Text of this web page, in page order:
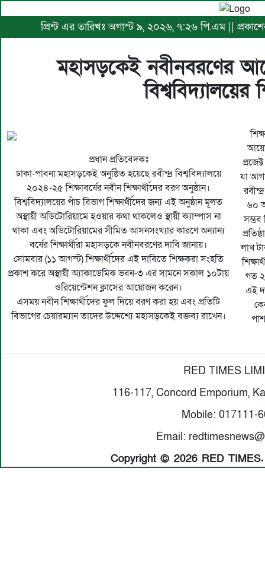
প্রিন্ট এর তারিখঃ অগাস্ট ৯, ২০২৬, ৭:২৬ পি.এম ||
মহাসড়কেই নবীনবরণের
বিশ্ববিদ্যালয়ের
প্রধান প্রতিবেদকঃ
ঢাকা-পাবনা মহাসড়কেই অনুষ্ঠিত হয়েছে রবীন্দ্র বিশ্ববিদ্যালয়ে
২০২৪-২৫ শিক্ষাবর্ষের নবীন শিক্ষার্থীদের বরণ অনুষ্ঠান।
বিশ্ববিদ্যালয়ের পাঁচ বিভাগ শিক্ষার্থীদের জন্য এই অনুষ্ঠান মূলত
অস্থায়ী অডিটোরিয়ামে হওয়ার কথা থাকলেও স্থায়ী ক্যাম্পাস না
থাকা এবং অডিটোরিয়ামের সীমিত আসনসংখ্যার কারণে অন্যান্য
বর্ষের শিক্ষার্থীরা মহাসড়কে নবীনবরণের দাবি জানায়।
সোমবার (১১ আগস্ট) শিক্ষার্থীদের এই দাবিতে শিক্ষকরা সংহতি
প্রকাশ করে অস্থায়ী অ্যাকাডেমিক ভবন-৩ এর সামনে সকাল ১০টায়
ওরিয়েন্টেশন ক্লাসের আয়োজন করেন।
এসময় নবীন শিক্ষার্থীদের ফুল দিয়ে বরণ করা হয় এবং প্রতিটি
বিভাগের চেয়ারম্যান তাদের উদ্দেশ্যে মহাসড়কেই বক্তব্য রাখেন।
যা
৬০
সম্ভব
লাখ
গত
এই
RED TIMES
116-117, Concord Emporium,
Mobile: 017111-
Email:
Copyright © 2026 RED